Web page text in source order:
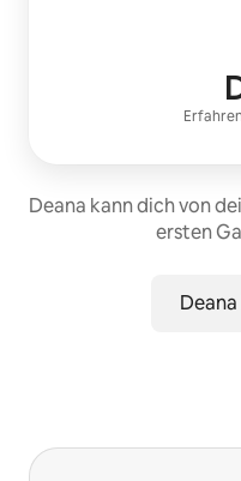
Deana kann dich von
ersten